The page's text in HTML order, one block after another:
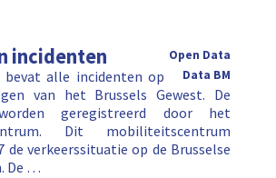
incidenten
Open Data
Data BM
bevat alle incidenten op
van het Brussels Gewest. De
geregistreerd door het
Dit mobiliteitscentrum
verkeerssituatie op de Brusselse
De …